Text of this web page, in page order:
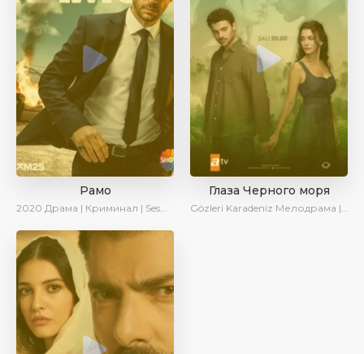
Рамо
2020 Драма | Криминал | SesDizi | Ирина Котова
Глаза Черного моря
Gözleri Karadeniz Мелодрама | Драма | Новинки | Сериалы 2025